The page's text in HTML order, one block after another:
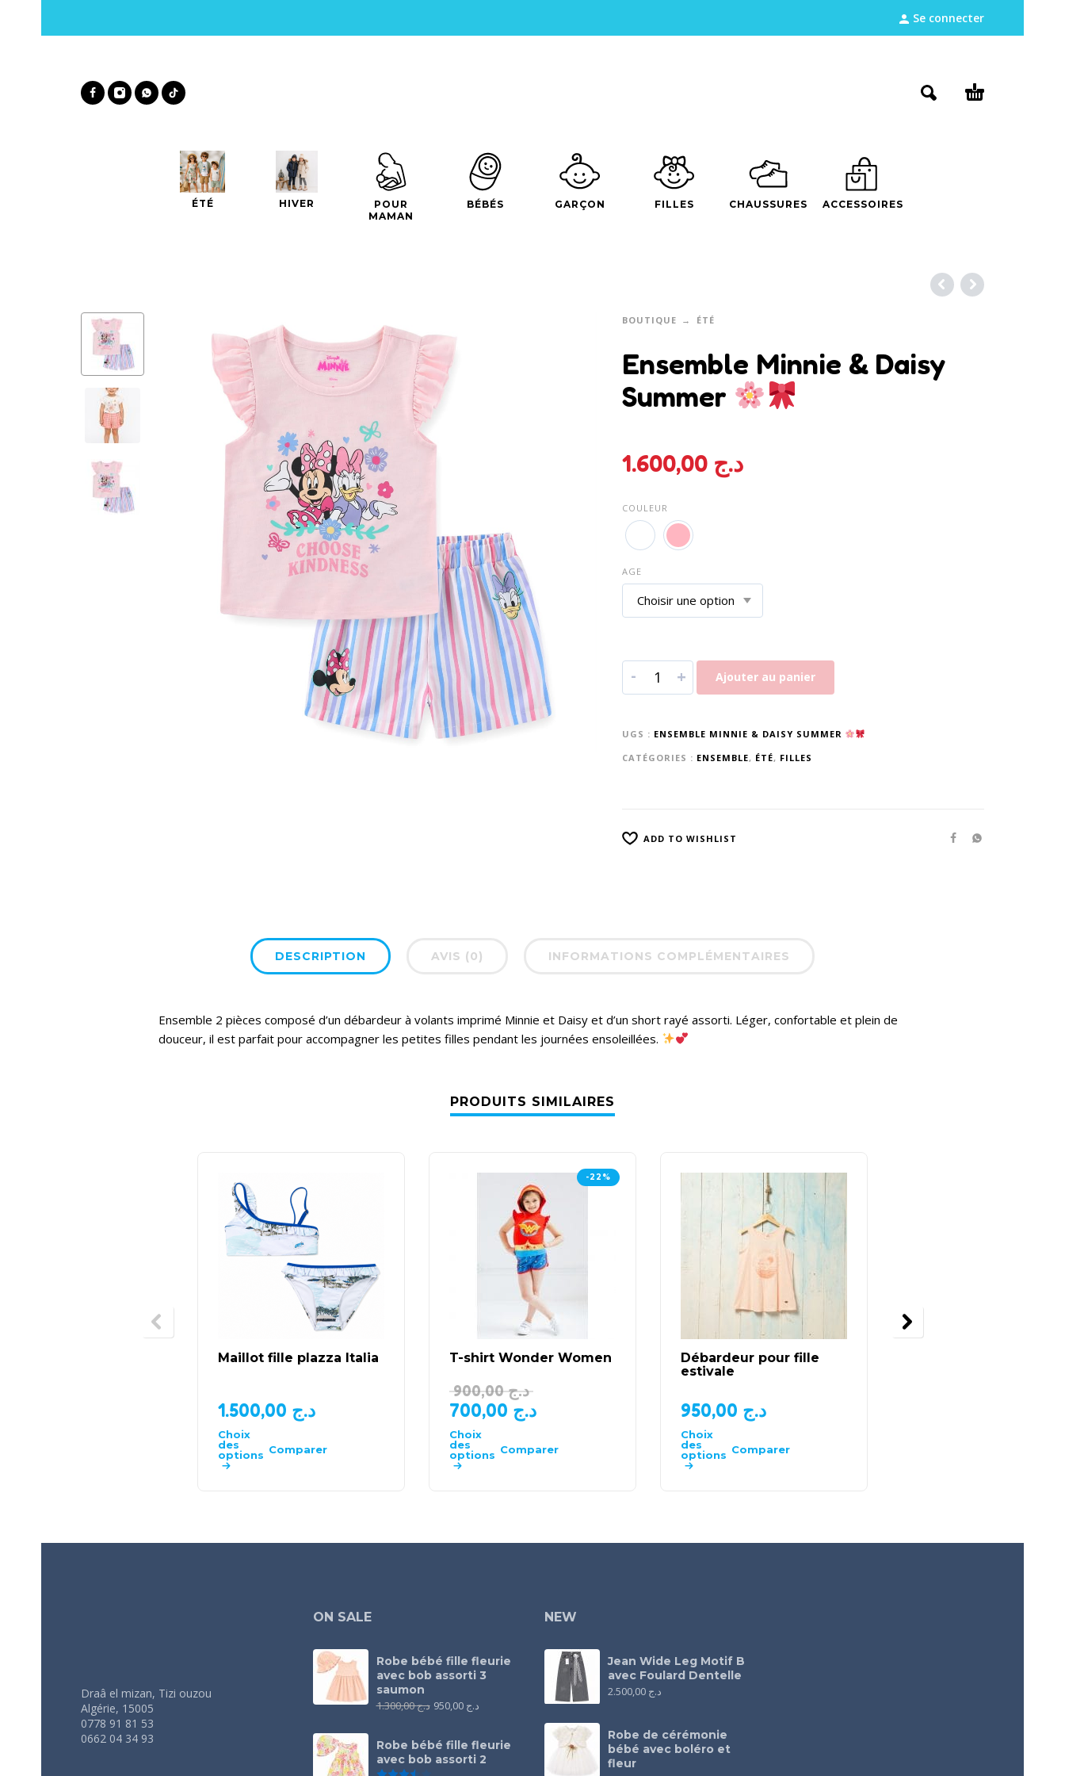
Se connecter
ÉTÉ HIVER
POUR
MAMAN
BÉBÉS GARÇON FILLES CHAUSSURES ACCESSOIRES
BOUTIQUE ÉTÉ
Ensemble Minnie & Daisy
Summer
د.ج 1.600,00
COULEUR
AGE
- + Ajouter au panier
UGS : ENSEMBLE MINNIE & DAISY SUMMER
CATÉGORIES : ENSEMBLE, ÉTÉ, FILLES
ADD TO WISHLIST
DESCRIPTION AVIS (0) INFORMATIONS COMPLÉMENTAIRES
Ensemble 2 pièces composé d’un débardeur à volants imprimé Minnie et Daisy et d’un short rayé assorti. Léger, confortable et plein de
douceur, il est parfait pour accompagner les petites filles pendant les journées ensoleillées.
PRODUITS SIMILAIRES
Maillot fille plazza Italia
د.ج
Choix
des
options Comparer
-22%
T-shirt Wonder Women
د.ج900,00
د.ج
Choix
des
options Comparer
Débardeur pour fille
estivale
د.ج
Choix
des
options Comparer
Draâ el mizan, Tizi ouzou
Algérie, 15005
0778 91 81 53
0662 04 34 93
ON SALE
Robe bébé fille fleurie
avec bob assorti 3
saumon
د.ج1.300,00 د.ج 950,00
Robe bébé fille fleurie
avec bob assorti 2
NEW
Jean Wide Leg Motif B
avec Foulard Dentelle
د.ج
Robe de cérémonie
bébé avec boléro et
fleur